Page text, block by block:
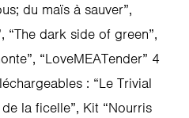
du maïs à sauver”,
“The dark side of green”,
“LoveMEATender” 4
: “Le Trivial
la ficelle”, Kit “Nourris